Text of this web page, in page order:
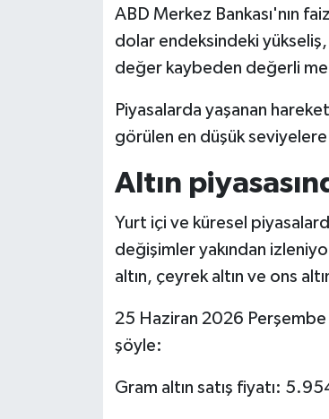
ABD Merkez Bankası'nın
dolar endeksindeki yükseliş,
değer kaybeden değerli
Piyasalarda yaşanan
görülen en düşük
Altın
Yurt içi ve küresel
değişimler yakından
altın, çeyrek altın ve ons
25 Haziran 2026 Perşembe
şöyle:
Gram altın satış fiyatı: